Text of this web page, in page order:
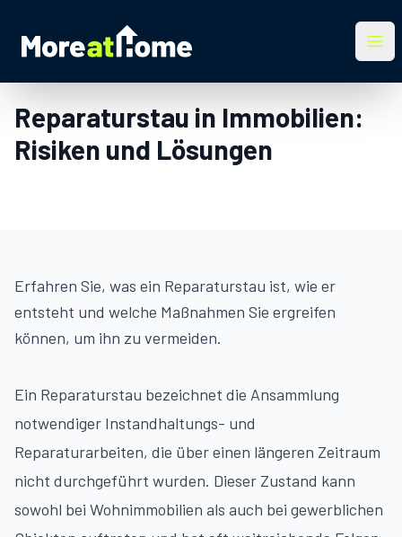
More at Home
Reparaturstau in Immobilien:
Risiken und Lösungen
Erfahren Sie, was ein Reparaturstau ist, wie er
entsteht und welche Maßnahmen Sie ergreifen
können, um ihn zu vermeiden.
Ein Reparaturstau bezeichnet die Ansammlung
notwendiger Instandhaltungs- und
Reparaturarbeiten, die über einen längeren Zeitraum
nicht durchgeführt wurden. Dieser Zustand kann
sowohl bei Wohnimmobilien als auch bei gewerblichen